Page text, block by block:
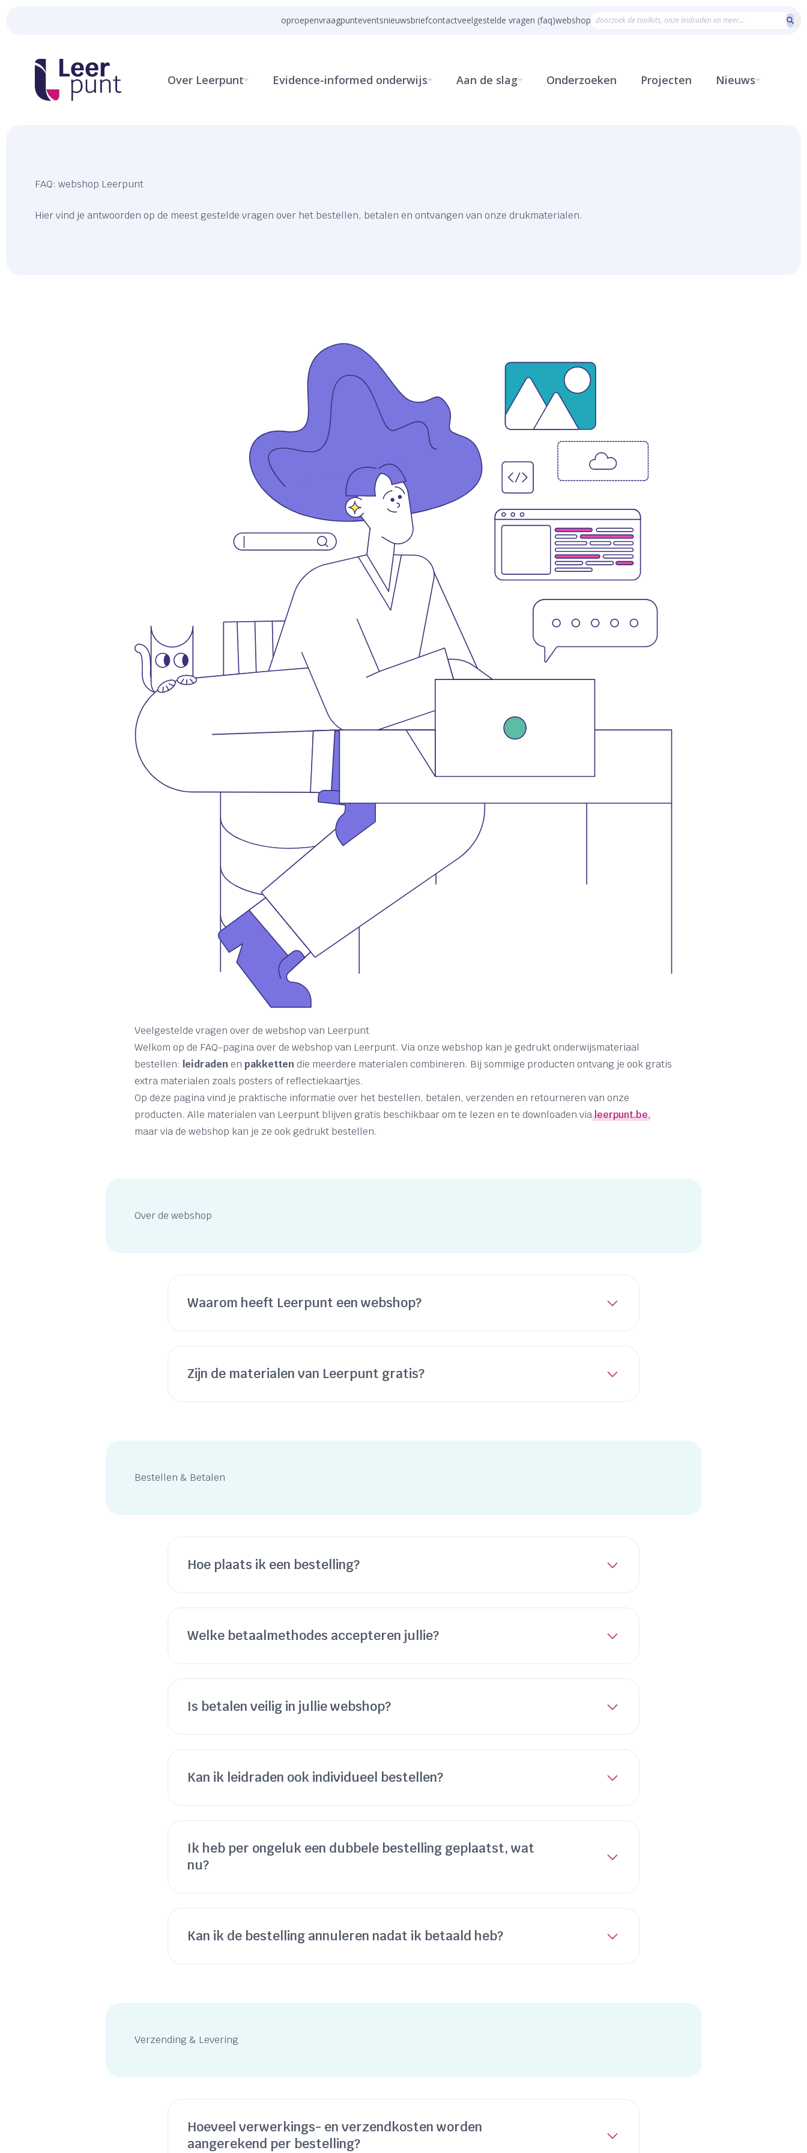
oproepenvraagpunteventsnieuwsbriefcontactveelgestelde vragen (faq)webshop
Over Leerpunt Evidence-informed onderwijs Aan de slag Onderzoeken Projecten Nieuws
FAQ: webshop Leerpunt
Hier vind je antwoorden op de meest gestelde vragen over het bestellen, betalen en ontvangen van onze drukmaterialen.
Veelgestelde vragen over de webshop van Leerpunt
Welkom op de FAQ-pagina over de webshop van Leerpunt. Via onze webshop kan je gedrukt onderwijsmateriaal
bestellen: leidradenen pakkettendie meerdere materialen combineren. Bij sommige producten ontvang je ook gratis
extra materialen zoals posters of reflectiekaartjes.
Op deze pagina vind je praktische informatie over het bestellen, betalen, verzenden en retourneren van onze
producten. Alle materialen van Leerpunt blijven gratis beschikbaar om te lezen en te downloaden vialeerpunt.be,
maar via de webshop kan je ze ook gedrukt bestellen.
Over de webshop
Waarom heeft Leerpunt een webshop?
Zijn de materialen van Leerpunt gratis?
Bestellen & Betalen
Hoe plaats ik een bestelling?
Welke betaalmethodes accepteren jullie?
Is betalen veilig in jullie webshop?
Kan ik leidraden ook individueel bestellen?
Ik heb per ongeluk een dubbele bestelling geplaatst, wat
nu?
Kan ik de bestelling annuleren nadat ik betaald heb?
Verzending & Levering
Hoeveel verwerkings- en verzendkosten worden
aangerekend per bestelling?